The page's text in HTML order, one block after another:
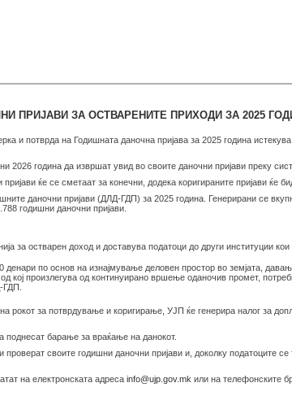
ПРИЈАВИ ЗА ОСТВАРЕНИТЕ ПРИХОДИ ЗА 2025
и потврда на Годишната даночна пријава за 2025 година
2026 година да извршат увид во своите даночни пријави преку
ќе се сметаат за конечни, додека коригираните пријави
даночни пријави (ДЛД-ГДП) за 2025 година. Генерирани се
годишни даночни пријави.
за остварен доход и доставува податоци до други институции
по основ на изнајмување деловен простор во земјата,
кој произлегува од континуирано вршење оданочив промет,
ГДП.
рокот за потврдување и коригирање, УЈП ќе генерира налог за
поднесат барање за враќање на данокот.
своите годишни даночни пријави и, доколку податоците
на електронската адреса info@ujp.gov.mk или на телефонските